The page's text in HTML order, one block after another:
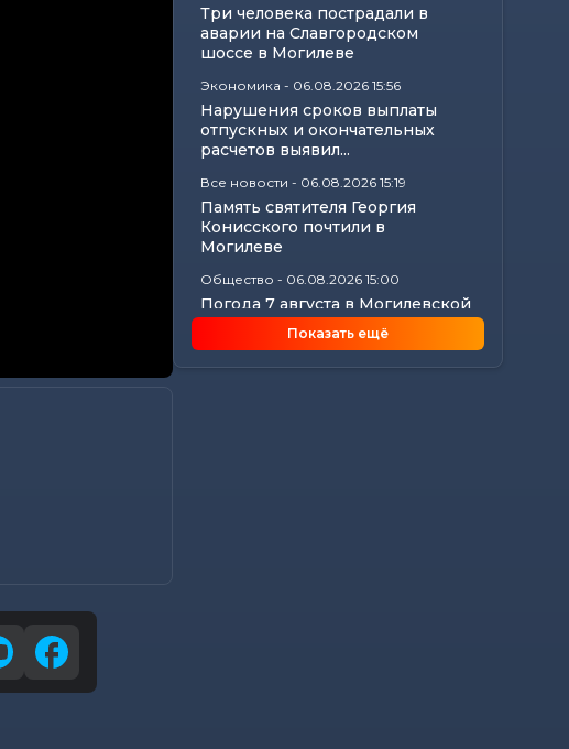
Три человека пострадали в
аварии на Славгородском
шоссе в Могилеве
Экономика - 06.08.2026 15:56
Нарушения сроков выплаты
отпускных и окончательных
расчетов выявил...
Все новости - 06.08.2026 15:19
Память святителя Георгия
Конисского почтили в
Могилеве
Общество - 06.08.2026 15:00
Погода 7 августа в Могилевской
области: ливни, град,
шквалистый...
Показать ещё